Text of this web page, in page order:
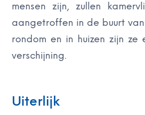
mensen zijn, zullen
aangetroffen in de buurt
rondom en in huizen zijn ze
verschijning.
Uiterlijk